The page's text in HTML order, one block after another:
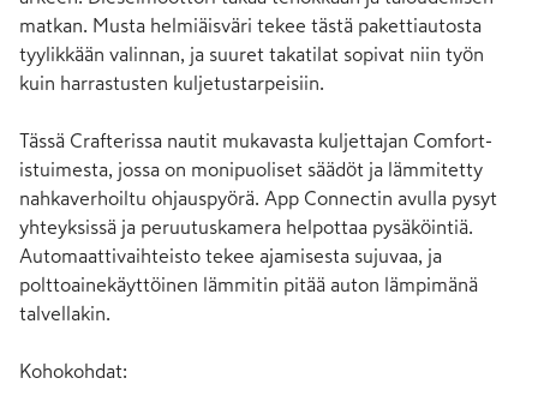
matkan. Musta helmiäisväri tekee tästä pakettiautosta
tyylikkään valinnan, ja suuret takatilat sopivat niin työn
kuin harrastusten kuljetustarpeisiin.
Tässä Crafterissa nautit mukavasta kuljettajan Comfort-
istuimesta, jossa on monipuoliset säädöt ja lämmitetty
nahkaverhoiltu ohjauspyörä. App Connectin avulla pysyt
yhteyksissä ja peruutuskamera helpottaa pysäköintiä.
Automaattivaihteisto tekee ajamisesta sujuvaa, ja
polttoainekäyttöinen lämmitin pitää auton lämpimänä
talvellakin.
Kohokohdat: